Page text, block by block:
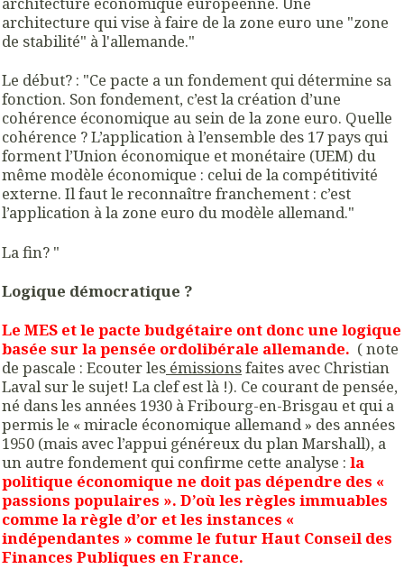
architecture qui vise à faire de la zone euro une "zone
de stabilité" à l'allemande."
Le début? : "Ce pacte a un fondement qui détermine sa
fonction. Son fondement, c’est la création d’une
cohérence économique au sein de la zone euro. Quelle
cohérence ? L’application à l’ensemble des 17 pays qui
forment l’Union économique et monétaire (UEM) du
même modèle économique : celui de la compétitivité
externe. Il faut le reconnaître franchement : c’est
l’application à la zone euro du modèle allemand."
La fin? "
Logique démocratique ?
Le MES et le pacte budgétaire ont donc une logique
basée sur la pensée ordolibérale allemande. ( note
de pascale : Ecouter les émissionsfaites avec Christian
Laval sur le sujet! La clef est là !). Ce courant de pensée,
né dans les années 1930 à Fribourg-en-Brisgau et qui a
permis le « miracle économique allemand » des années
1950 (mais avec l’appui généreux du plan Marshall), a
un autre fondement qui confirme cette analyse : la
politique économique ne doit pas dépendre des «
passions populaires ». D’où les règles immuables
comme la règle d’or et les instances «
indépendantes » comme le futur Haut Conseil des
Finances Publiques en France.